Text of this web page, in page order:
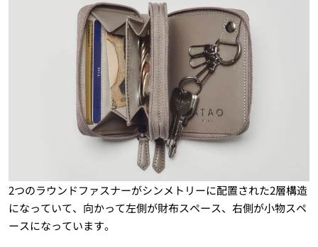
2つのラウンドファスナーがシンメトリーに配置された2層構造
になっていて、向かって左側が財布スペース、右側が小物スペ
ースになっています。